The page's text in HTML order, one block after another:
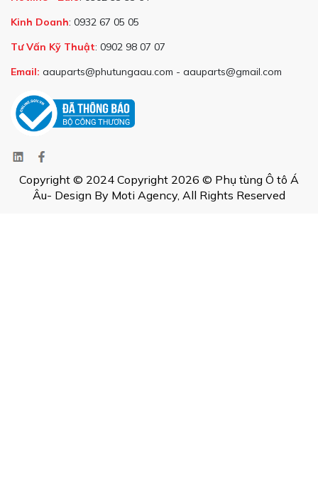
Kinh Doanh: 0932 67 05 05
Tư Vấn Kỹ Thuật: 0902 98 07 07
Email: aauparts@phutungaau.com - aauparts@gmail.com
Copyright © 2024 Copyright 2026 © Phụ tùng Ô tô Á
Âu- Design By Moti Agency, All Rights Reserved